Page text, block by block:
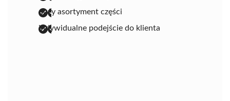
duży asortyment części
indywidualne podejście do klienta